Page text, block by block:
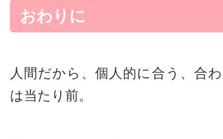
おわりに
人間だから、個人的に合う、合
は当たり前。